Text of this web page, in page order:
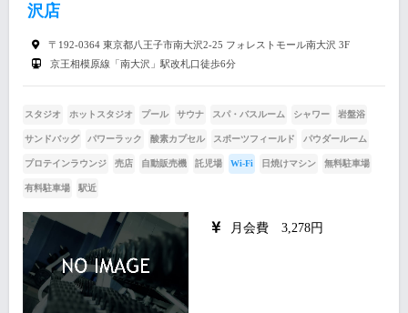
沢店
〒192-0364 東京都八王子市南大沢2-25 フォレストモール南大沢 3F
京王相模原線「南大沢」駅改札口徒歩6分
スタジオ ホットスタジオ プール サウナ スパ・バスルーム シャワー 岩盤浴
サンドバッグ パワーラック 酸素カプセル スポーツフィールド パウダールーム
プロテインラウンジ 売店 自動販売機 託児場 Wi-Fi 日焼けマシン 無料駐車場
有料駐車場 駅近
月会費 3,278円